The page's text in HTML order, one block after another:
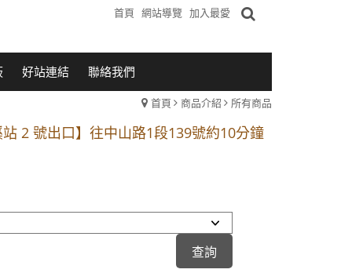
首頁 網站導覽 加入最愛
好站連結 聯絡我們
首頁 商品介紹 所有商品
段 到永平路路口(樂華夜市口)門口可停車
2 號出口】往中山路1段139號約10分鐘
2 號出口】往中山路1段139號約10分鐘
客戶加入 LINE官方帳號@a0975005573